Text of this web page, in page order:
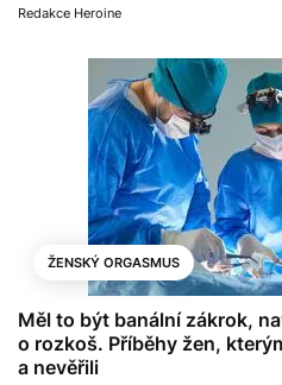
Redakce Heroine
ŽENSKÝ ORGASMUS
Měl to být banální zákrok,
o rozkoš. Příběhy žen,
a nevěřili